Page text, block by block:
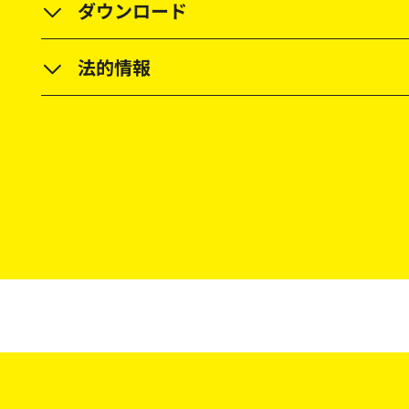
ダウンロード
法的情報